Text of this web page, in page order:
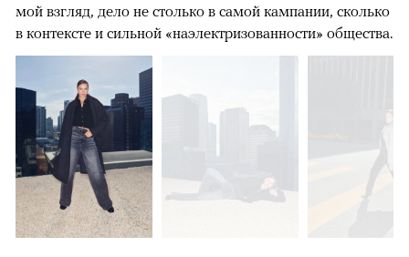
мой взгляд, дело не столько в самой кампании, сколько
в контексте и сильной «наэлектризованности» общества.